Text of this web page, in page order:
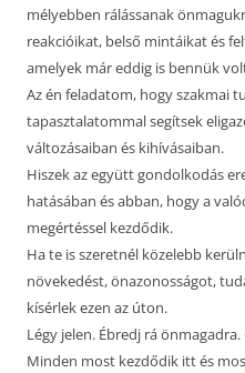
mélyebben rálássanak
reakcióikat, belső mintáikat és
amelyek már eddig is bennük
Az én feladatom, hogy szakmai
tapasztalatommal segítsek
változásaiban és kihívásaiban.
Hiszek az együtt gondolkodás
hatásában és abban, hogy a
megértéssel kezdődik.
Ha te is szeretnél közelebb
növekedést, önazonosságot,
kísérlek ezen az úton.
Légy jelen. Ébredj rá
Minden most kezdődik itt és